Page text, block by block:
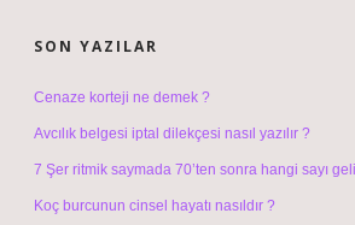
SON YAZILAR
Cenaze korteji ne demek ?
Avcılık belgesi iptal dilekçesi nasıl yazılır ?
7 Şer ritmik saymada 70’ten sonra hangi sayı
Koç burcunun cinsel hayatı nasıldır ?